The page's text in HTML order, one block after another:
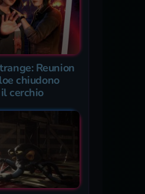
Reunion
chiudono
cerchio